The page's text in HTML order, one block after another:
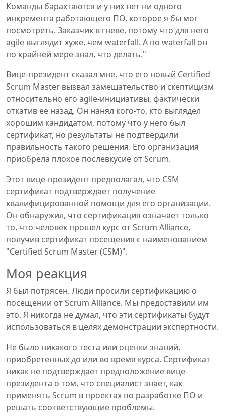
Команды барахтаются и у них нет ни одного
инкремента работающего ПО, которое я бы мог
посмотреть. Заказчик в гневе, потому что для него
agile выглядит хуже, чем waterfall. А по waterfall он
по крайней мере знал, что делать."
Вице-президент сказал мне, что его новый Certified
Scrum Master вызвал замешательство и скептицизм
относительно его agile-инициативы, фактически
откатив её назад. Он нанял кого-то, кто выглядел
хорошим кандидатом, потому что у него был
сертификат, но результаты не подтвердили
правильность такого решения. Его организация
приобрела плохое послевкусие от Scrum.
Этот вице-президент предполагал, что CSM
сертификат подтверждает получение
квалифицированной помощи для его организации.
Он обнаружил, что сертификация означает только
то, что человек прошел курс от Scrum Alliance,
получив сертификат посещения с наименованием
"Certified Scrum Master (CSM)".
Моя реакция
Я был потрясен. Люди просили сертификацию о
посещении от Scrum Alliance. Мы предоставили им
это. Я никогда не думал, что эти сертификаты будут
использоваться в целях демонстрации экспертности.
Не было никакого теста или оценки знаний,
приобретенных до или во время курса. Сертификат
никак не подтверждает предположение вице-
президента о том, что специалист знает, как
применять Scrum в проектах по разработке ПО и
решать соответствующие проблемы.